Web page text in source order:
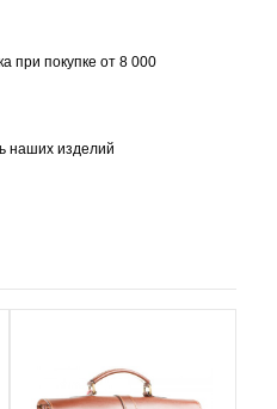
при покупке от 8 000
наших изделий